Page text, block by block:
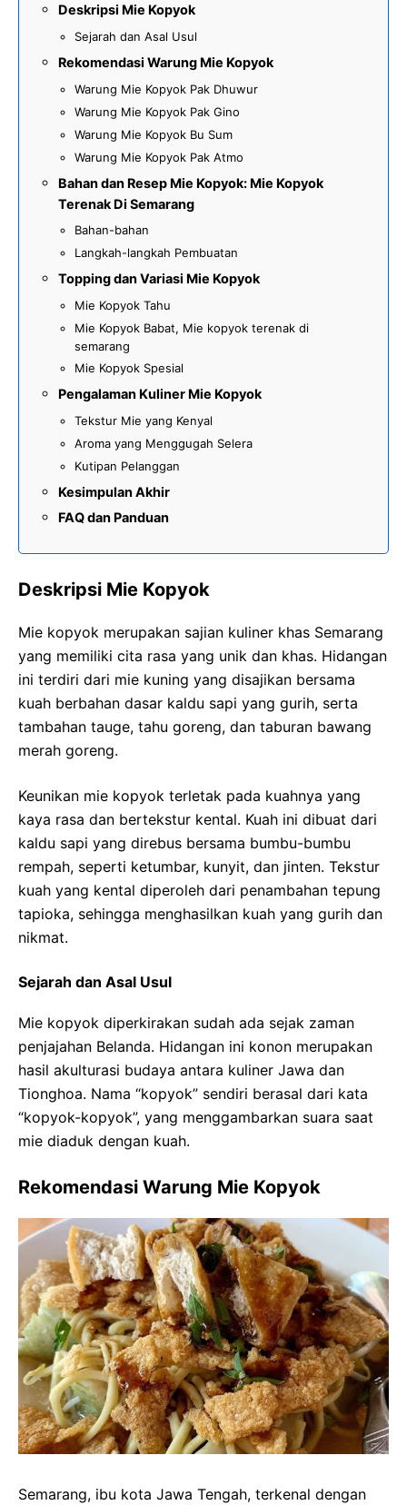
Deskripsi Mie Kopyok
Sejarah dan Asal Usul
Rekomendasi Warung Mie Kopyok
Warung Mie Kopyok Pak Dhuwur
Warung Mie Kopyok Pak Gino
Warung Mie Kopyok Bu Sum
Warung Mie Kopyok Pak Atmo
Bahan dan Resep Mie Kopyok: Mie Kopyok
Terenak Di Semarang
Bahan-bahan
Langkah-langkah Pembuatan
Topping dan Variasi Mie Kopyok
Mie Kopyok Tahu
Mie Kopyok Babat, Mie kopyok terenak di
semarang
Mie Kopyok Spesial
Pengalaman Kuliner Mie Kopyok
Tekstur Mie yang Kenyal
Aroma yang Menggugah Selera
Kutipan Pelanggan
Kesimpulan Akhir
FAQ dan Panduan
Deskripsi Mie Kopyok
Mie kopyok merupakan sajian kuliner khas Semarang
yang memiliki cita rasa yang unik dan khas. Hidangan
ini terdiri dari mie kuning yang disajikan bersama
kuah berbahan dasar kaldu sapi yang gurih, serta
tambahan tauge, tahu goreng, dan taburan bawang
merah goreng.
Keunikan mie kopyok terletak pada kuahnya yang
kaya rasa dan bertekstur kental. Kuah ini dibuat dari
kaldu sapi yang direbus bersama bumbu-bumbu
rempah, seperti ketumbar, kunyit, dan jinten. Tekstur
kuah yang kental diperoleh dari penambahan tepung
tapioka, sehingga menghasilkan kuah yang gurih dan
nikmat.
Sejarah dan Asal Usul
Mie kopyok diperkirakan sudah ada sejak zaman
penjajahan Belanda. Hidangan ini konon merupakan
hasil akulturasi budaya antara kuliner Jawa dan
Tionghoa. Nama “kopyok” sendiri berasal dari kata
“kopyok-kopyok”, yang menggambarkan suara saat
mie diaduk dengan kuah.
Rekomendasi Warung Mie Kopyok
Semarang, ibu kota Jawa Tengah, terkenal dengan